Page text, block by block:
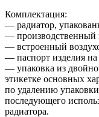
Комплектация:
— радиатор,
— производственный
— встроенный
— паспорт изделия на
— упаковка из
этикетке основных
по удалению
последующего
радиатора.